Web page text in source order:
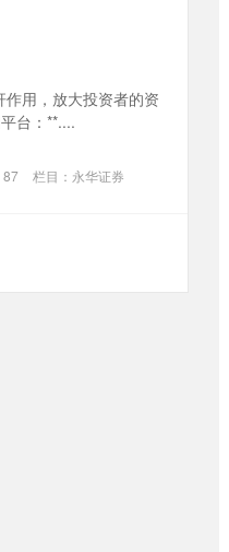
用，放大投资者的资
台：**....
87 栏目： 永华证券